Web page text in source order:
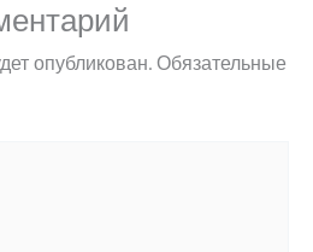
опубликован. Обязательные